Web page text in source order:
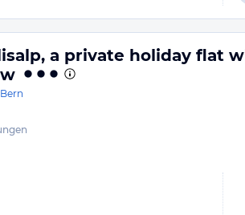
a private holiday flat